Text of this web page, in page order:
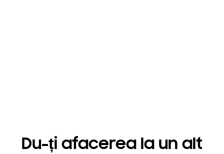
Du-ți afacerea la un alt